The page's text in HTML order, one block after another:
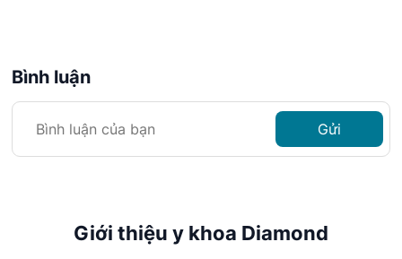
Bình luận
Gửi
Giới thiệu y khoa Diamond